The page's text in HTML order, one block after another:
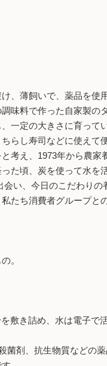
、薄飼いで、薬品を使
味料で作った自家製のタ
一定の大きさに育って
らし寿司などに使えて便
考え、1973年から農家
た頃、炭を使って水を
い、今日のこだわりの
ち消費者グループと
。
敷き詰め、水は電子で
剤、抗生物質などの薬